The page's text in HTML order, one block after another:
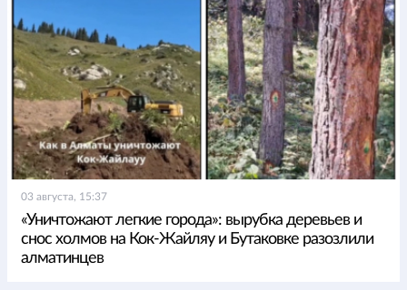
03 августа, 15:37
«Уничтожают легкие города»: вырубка деревьев и
снос холмов на Кок-Жайляу и Бутаковке разозлили
алматинцев